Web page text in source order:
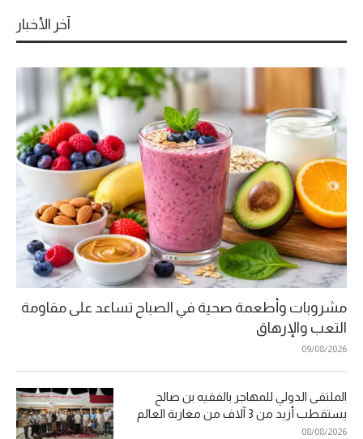
آخر الأخبار
مشروبات وأطعمة صحية في الصباح تساعد على مقاومة
التعب والإرهاق
09/08/2026
الملتقى الدولي للمهاجر بالفقيه بن صالح
يستقطب أزيد من 3 آلاف من مغاربة العالم
08/08/2026